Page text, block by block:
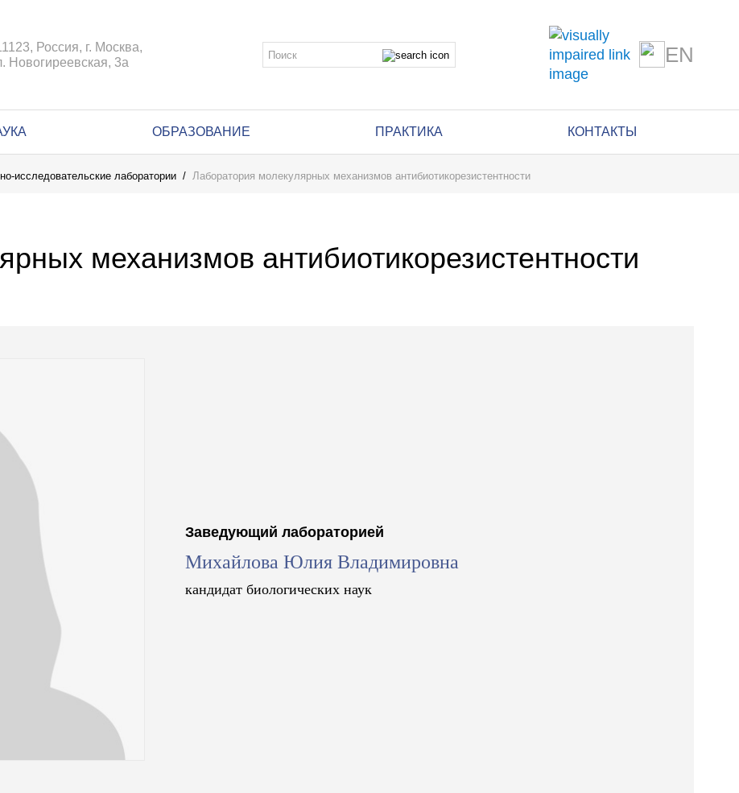
Россия, г. Москва,
Новогиреевская, 3а
EN
ОБРАЗОВАНИЕ ПРАКТИКА КОНТАКТЫ
исследовательские лаборатории Лаборатория молекулярных механизмов антибиотикорезистентности
механизмов антибиотикорезистентности
Заведующий лабораторией
Михайлова Юлия Владимировна
кандидат биологических наук